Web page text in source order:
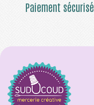
Paiement sécurisé